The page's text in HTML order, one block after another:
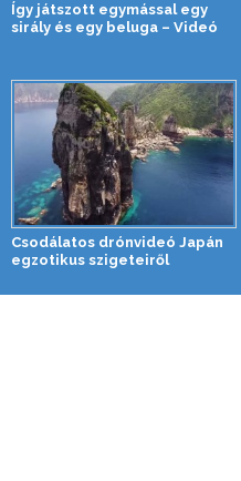
Így játszott egymással egy
sirály és egy beluga – Videó
Csodálatos drónvideó Japán
egzotikus szigeteiről